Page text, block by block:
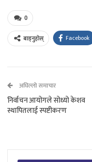
0
बाड्नुहोस् Facebook
अघिल्लो समाचार
निर्वाचन आयोगले सोध्यो केशव
स्थापितलाई स्पष्टीकरण